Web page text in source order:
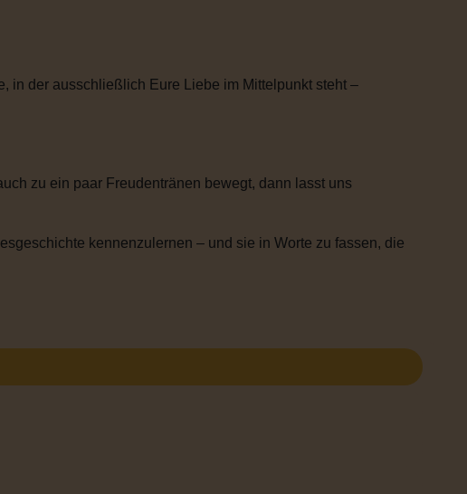
in der ausschließlich Eure Liebe im Mittelpunkt steht –
zu ein paar Freudentränen bewegt, dann lasst uns
kennenzulernen – und sie in Worte zu fassen, die